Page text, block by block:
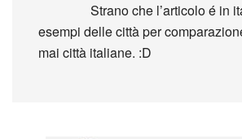
Strano che l’articolo é in
esempi delle città per
mai città italiane. :D